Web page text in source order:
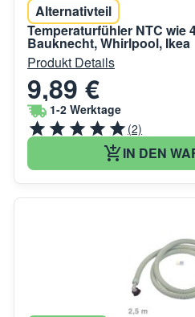
Alternativteil
Temperaturfühler NTC wie
Bauknecht, Whirlpool, Ikea
Produkt Details
9,89 €
1-2 Werktage
(2)
IN DEN